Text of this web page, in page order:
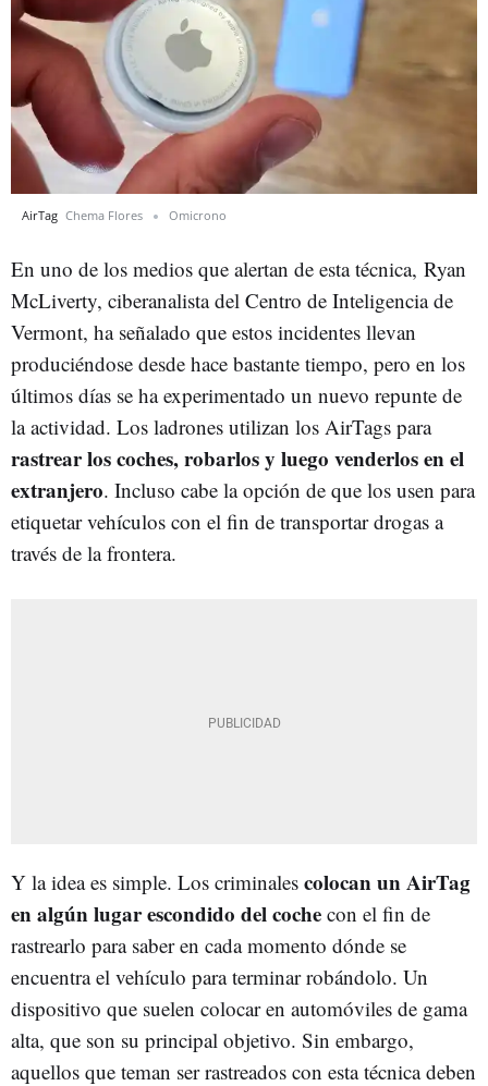
AirTag Chema Flores Omicrono
En uno de los medios que alertan de esta técnica, Ryan
McLiverty, ciberanalista del Centro de Inteligencia de
Vermont, ha señalado que estos incidentes llevan
produciéndose desde hace bastante tiempo, pero en los
últimos días se ha experimentado un nuevo repunte de
la actividad. Los ladrones utilizan los AirTags para
rastrear los coches, robarlos y luego venderlos en el
extranjero. Incluso cabe la opción de que los usen para
etiquetar vehículos con el fin de transportar drogas a
través de la frontera.
Y la idea es simple. Los criminales colocan un AirTag
en algún lugar escondido del coche con el fin de
rastrearlo para saber en cada momento dónde se
encuentra el vehículo para terminar robándolo. Un
dispositivo que suelen colocar en automóviles de gama
alta, que son su principal objetivo. Sin embargo,
aquellos que teman ser rastreados con esta técnica deben